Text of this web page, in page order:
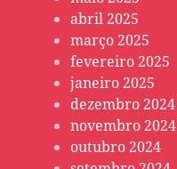
abril 2025
março 2025
fevereiro 2025
janeiro 2025
dezembro 2024
novembro 2024
outubro 2024